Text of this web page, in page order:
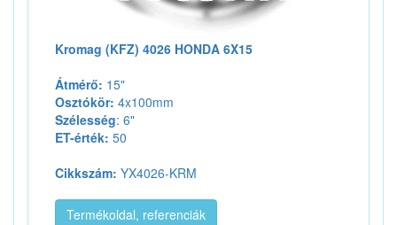
Kromag (KFZ) 4026 HONDA 6X15
Átmérő: 15"
Osztókör: 4x100mm
Szélesség: 6"
ET-érték: 50
Cikkszám: YX4026-KRM
Termékoldal, referenciák